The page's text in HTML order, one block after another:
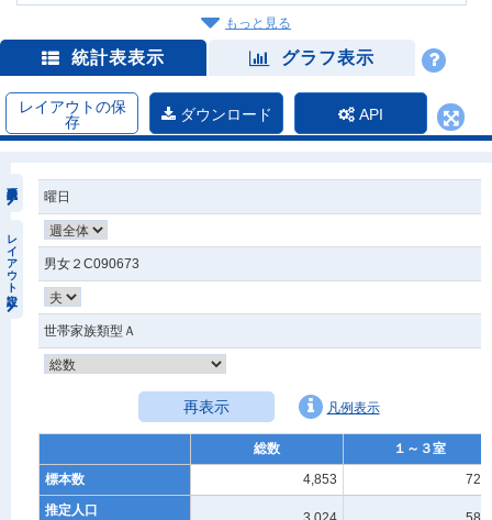
もっと見る
統計表表示 グラフ表示
レイアウトの保
存
ダウンロード API
レイアウト設定
曜日
男女２C090673
世帯家族類型Ａ
再表示 凡例表示
総数
１～３室
標本数
4,853
726
推定人口